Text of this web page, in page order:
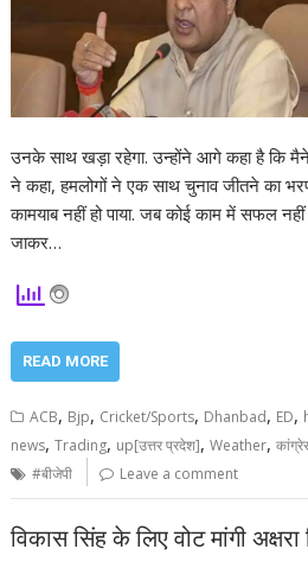
उनके साथ खड़ा रहेगा. उन्होंने आगे कहा है कि मैने
ने कहा, हमलोगों ने एक साथ चुनाव जीतने का
कामयाब नहीं हो पाया. जब कोई काम में सफल
जाकर…
READ MORE
ACB, Bjp, Cricket/Sports, Dhanbad, ED,
news,Trading, up[उत्तर प्रदेश],Weather,
#बीजेपी
Leave a comment
विकास सिंह के लिए वोट मांगी